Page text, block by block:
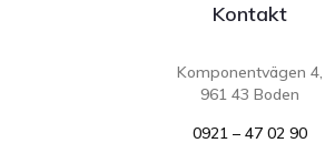
Kontakt
Komponentvägen 4,
961 43 Boden
0921 – 47 02 90